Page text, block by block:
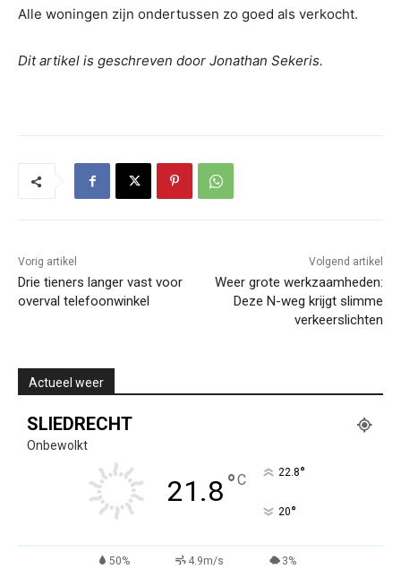
Alle woningen zijn ondertussen zo goed als verkocht.
Dit artikel is geschreven door Jonathan Sekeris.
Vorig artikel
Drie tieners langer vast voor
overval telefoonwinkel
Volgend artikel
Weer grote werkzaamheden:
Deze N-weg krijgt slimme
verkeerslichten
Actueel weer
SLIEDRECHT
Onbewolkt
21.8°C 22.8°
20°
50% 4.9m/s 3%